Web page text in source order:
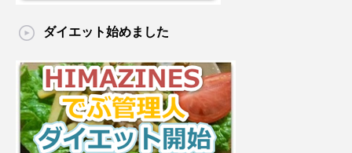
ダイエット始めました